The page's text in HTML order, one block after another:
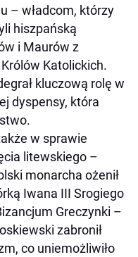
– władcom, którzy
hiszpańską
i Maurów z
Katolickich.
kluczową rolę w
dyspensy, która
w sprawie
litewskiego –
monarcha ożenił
Iwana III Srogiego
Greczynki –
zabronił
co uniemożliwiło